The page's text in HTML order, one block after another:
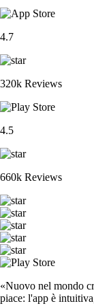
4.7
320k Reviews
4.5
660k Reviews
«Nuovo nel mondo
piace: l'app è